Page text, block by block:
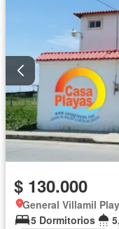
$ 130.000
General Villamil
5 Dormitorios